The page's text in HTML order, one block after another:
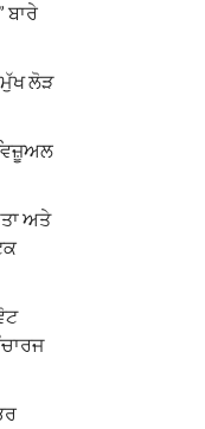
ਬਾਰੇ
ਮੁੱਖ ਲੋੜ
ਅਤੇ